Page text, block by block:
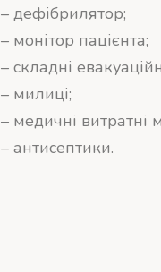
– дефібрилятор;
– монітор пацієнта;
– складні
– милиці;
– медичні витратні
– антисептики.